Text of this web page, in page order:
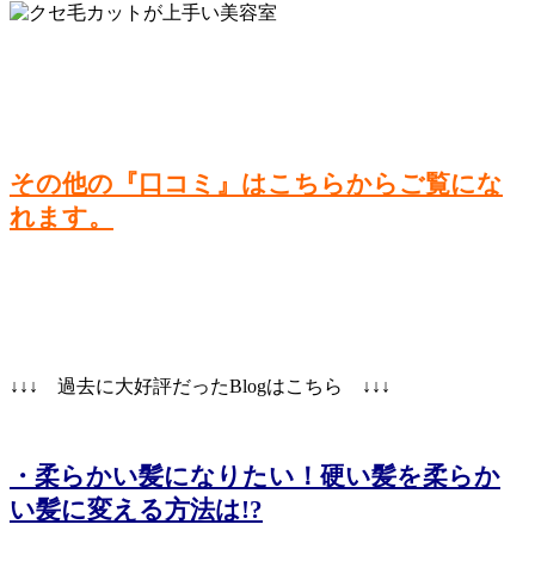
その他の『口コミ』はこちらからご覧にな
れます。
↓↓↓ 過去に大好評だったBlogはこちら ↓↓↓
・柔らかい髪になりたい！硬い髪を柔らか
い髪に変える方法は!?